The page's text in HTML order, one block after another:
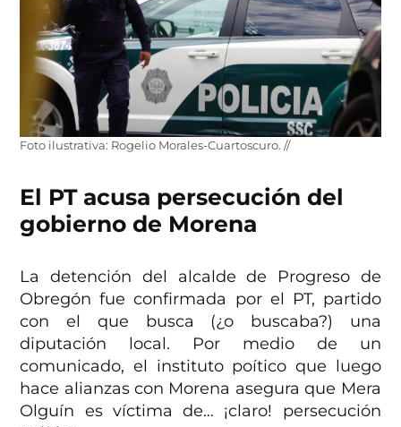
Foto ilustrativa: Rogelio Morales-Cuartoscuro. //
El PT acusa persecución del
gobierno de Morena
La detención del alcalde de Progreso de
Obregón fue confirmada por el PT, partido
con el que busca (¿o buscaba?) una
diputación local. Por medio de un
comunicado, el instituto poítico que luego
hace alianzas con Morena asegura que Mera
Olguín es víctima de… ¡claro! persecución